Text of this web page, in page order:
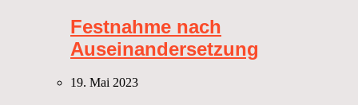
Festnahme nach
Auseinandersetzung
19. Mai 2023